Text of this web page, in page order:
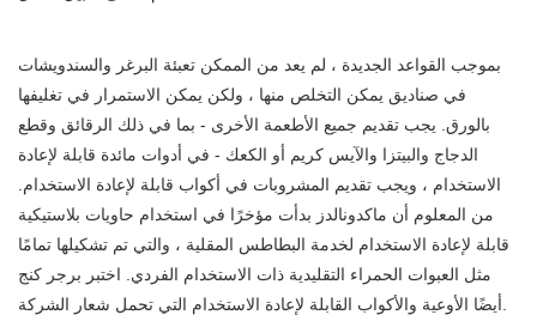
بموجب القواعد الجديدة ، لم يعد من الممكن تعبئة البرغر والسندويشات
في صناديق يمكن التخلص منها ، ولكن يمكن الاستمرار في تغليفها
بالورق. يجب تقديم جميع الأطعمة الأخرى - بما في ذلك الرقائق وقطع
الدجاج والبيتزا والآيس كريم أو الكعك - في أدوات مائدة قابلة لإعادة
الاستخدام ، ويجب تقديم المشروبات في أكواب قابلة لإعادة الاستخدام.
من المعلوم أن ماكدونالدز بدأت مؤخرًا في استخدام حاويات بلاستيكية
قابلة لإعادة الاستخدام لخدمة البطاطس المقلية ، والتي تم تشكيلها تمامًا
مثل العبوات الحمراء التقليدية ذات الاستخدام الفردي. اختبر برجر كنج